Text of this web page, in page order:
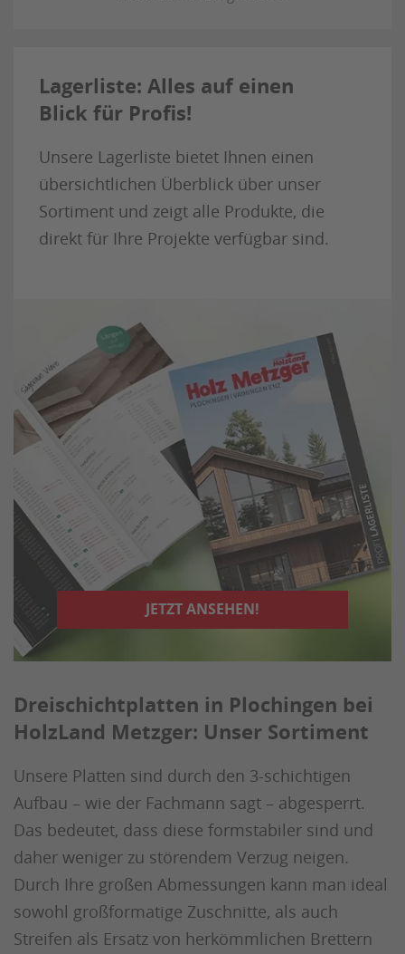
Lagerliste: Alles auf einen
Blick für Profis!
Unsere Lagerliste bietet Ihnen einen
übersichtlichen Überblick über unser
Sortiment und zeigt alle Produkte, die
direkt für Ihre Projekte verfügbar sind.
JETZT ANSEHEN!
Dreischichtplatten in Plochingen bei
HolzLand Metzger: Unser Sortiment
Unsere Platten sind durch den 3-schichtigen
Aufbau – wie der Fachmann sagt – abgesperrt.
Das bedeutet, dass diese formstabiler sind und
daher weniger zu störendem Verzug neigen.
Durch Ihre großen Abmessungen kann man ideal
sowohl großformatige Zuschnitte, als auch
Streifen als Ersatz von herkömmlichen Brettern